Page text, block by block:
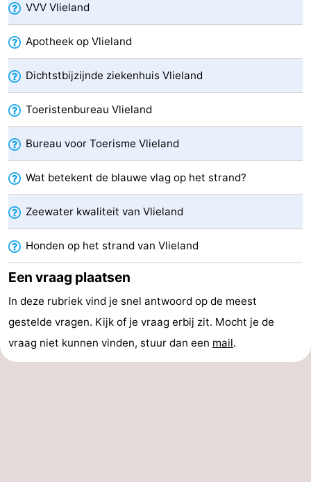
VVV Vlieland
Apotheek op Vlieland
Dichtstbijzijnde ziekenhuis Vlieland
Toeristenbureau Vlieland
Bureau voor Toerisme Vlieland
Wat betekent de blauwe vlag op het strand?
Zeewater kwaliteit van Vlieland
Honden op het strand van Vlieland
Een vraag plaatsen
In deze rubriek vind je snel antwoord op de meest
gestelde vragen. Kijk of je vraag erbij zit. Mocht je de
vraag niet kunnen vinden, stuur dan een mail.